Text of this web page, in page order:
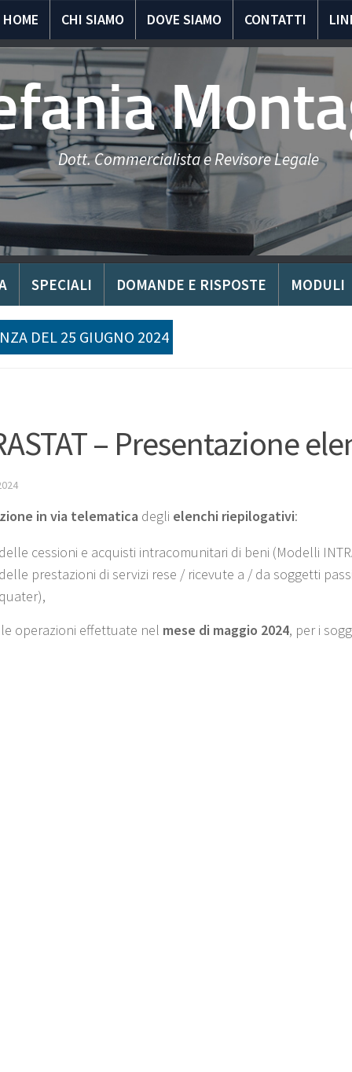
HOME CHI SIAMO DOVE SIAMO CONTATTI
Dott. Commercialista e Revisore Legale
SPECIALI DOMANDE E RISPOSTE MODULI
DEL 25 GIUGNO 2024
– Presentazione
in via telematica degli elenchi riepilogativi:
delle cessioni e acquisti intracomunitari di beni (Modelli
delle prestazioni di servizi rese / ricevute a / da soggetti
quater),
operazioni effettuate nel mese di maggio 2024, per i